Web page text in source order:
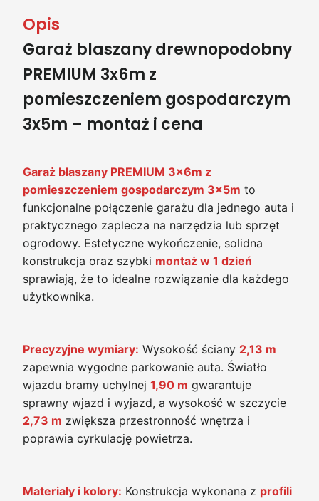
Opis
Garaż blaszany drewnopodobny
PREMIUM 3x6m z
pomieszczeniem gospodarczym
3x5m – montaż i cena
Garaż blaszany PREMIUM 3x6m z
pomieszczeniem gospodarczym 3x5m to
funkcjonalne połączenie garażu dla jednego auta i
praktycznego zaplecza na narzędzia lub sprzęt
ogrodowy. Estetyczne wykończenie, solidna
konstrukcja oraz szybki montaż w 1 dzień
sprawiają, że to idealne rozwiązanie dla każdego
użytkownika.
Precyzyjne wymiary: Wysokość ściany 2,13 m
zapewnia wygodne parkowanie auta. Światło
wjazdu bramy uchylnej 1,90 m gwarantuje
sprawny wjazd i wyjazd, a wysokość w szczycie
2,73 m zwiększa przestronność wnętrza i
poprawia cyrkulację powietrza.
Materiały i kolory: Konstrukcja wykonana z profili